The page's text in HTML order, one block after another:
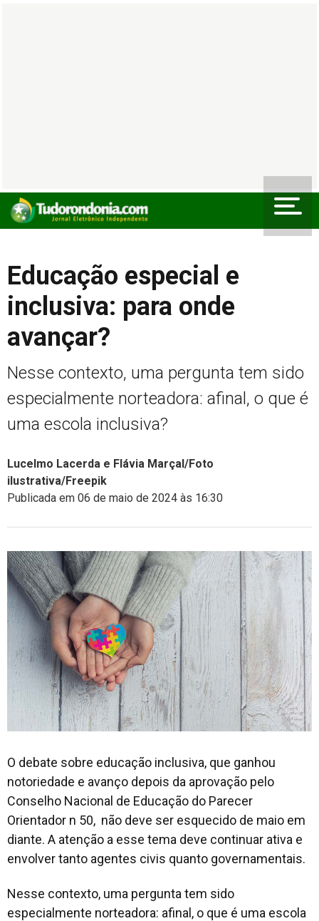
Educação especial e
inclusiva: para onde
avançar?
Nesse contexto, uma pergunta tem sido
especialmente norteadora: afinal, o que é
uma escola inclusiva?
Lucelmo Lacerda e Flávia Marçal/Foto
ilustrativa/Freepik
Publicada em 06 de maio de 2024 às 16:30
O debate sobre educação inclusiva, que ganhou
notoriedade e avanço depois da aprovação pelo
Conselho Nacional de Educação do Parecer
Orientador n 50, não deve ser esquecido de maio em
diante. A atenção a esse tema deve continuar ativa e
envolver tanto agentes civis quanto governamentais.
Nesse contexto, uma pergunta tem sido
especialmente norteadora: afinal, o que é uma escola